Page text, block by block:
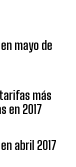
mayo de
más
en 2017
abril 2017